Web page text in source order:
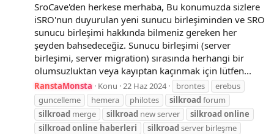
SroCave'den herkese merhaba, Bu konumuzda sizlere
iSRO'nun duyurulan yeni sunucu birleşiminden ve SRO
sunucu birleşimi hakkında bilmeniz gereken her
şeyden bahsedeceğiz. Sunucu birleşimi (server
birleşimi, server migration) sırasında herhangi bir
olumsuzluktan veya kayıptan kaçınmak için lütfen...
RanstaMonsta Konu 22 Haz 2024 brontes
erebus
guncelleme
hemera philotes silkroadforum
silkroad merge silkroad new server silkroadonline
silkroadonline haberleri silkroadserver birleşme